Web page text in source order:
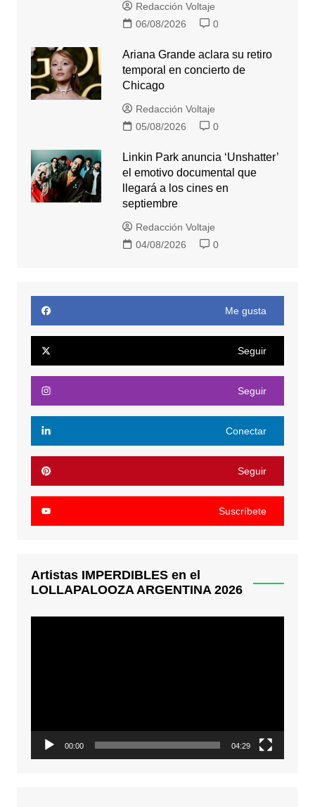
Redacción Voltaje
06/08/2026
0
Ariana Grande aclara su retiro
temporal en concierto de
Chicago
Redacción Voltaje
05/08/2026
0
Linkin Park anuncia ‘Unshatter’
el emotivo documental que
llegará a los cines en
septiembre
Redacción Voltaje
04/08/2026
0
Me gusta
Seguir
Seguir
Conectar
Seguir
Suscríbete
Artistas IMPERDIBLES en el
LOLLAPALOOZA ARGENTINA 2026
00:00 04:29